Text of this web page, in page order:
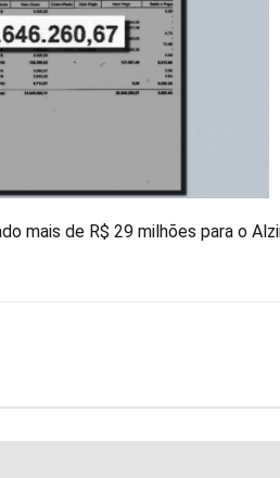
mais de R$ 29 milhões para o